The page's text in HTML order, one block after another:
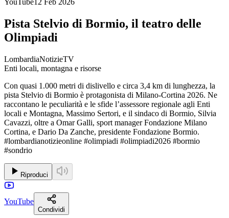
Pista Stelvio di Bormio, il teatro delle
Olimpiadi
LombardiaNotizieTV
Enti locali, montagna e risorse
Con quasi 1.000 metri di dislivello e circa 3,4 km di lunghezza, la
pista Stelvio di Bormio è protagonista di Milano-Cortina 2026. Ne
raccontano le peculiarità e le sfide l’assessore regionale agli Enti
locali e Montagna, Massimo Sertori, e il sindaco di Bormio, Silvia
Cavazzi, oltre a Omar Galli, sport manager Fondazione Milano
Cortina, e Dario Da Zanche, presidente Fondazione Bormio.
#lombardianotizieonline #olimpiadi #olimpiadi2026 #bormio
#sondrio
Riproduci
YouTube
Condividi